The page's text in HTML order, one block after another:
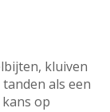
kluiven
als een
op